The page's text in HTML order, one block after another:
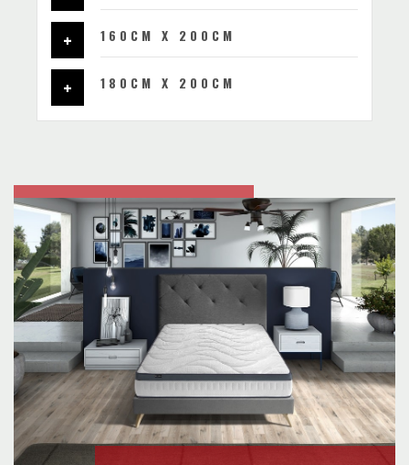
160CM X 200CM
180CM X 200CM